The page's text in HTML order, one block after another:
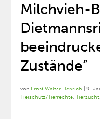
Milchvieh-
Zustände”
von Ernst Walter Henrich |9.
Tierschutz/Tierrechte,Tierzucht